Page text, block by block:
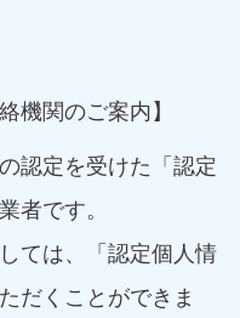
機関のご案内】
認定を受けた「認定
者です。
ては、「認定個人情
だくことができま